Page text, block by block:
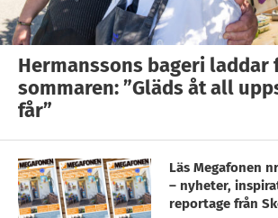
Hermanssons bageri laddar
sommaren: ”Gläds åt all
får”
Läs Megafonen
– nyheter,
reportage från